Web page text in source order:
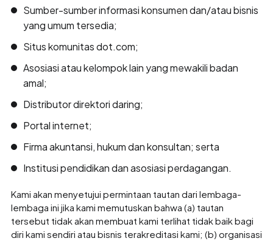
Sumber-sumber informasi konsumen dan/atau bisnis
yang umum tersedia;
Situs komunitas dot.com;
Asosiasi atau kelompok lain yang mewakili badan
amal;
Distributor direktori daring;
Portal internet;
Firma akuntansi, hukum dan konsultan; serta
Institusi pendidikan dan asosiasi perdagangan.
Kami akan menyetujui permintaan tautan dari lembaga-
lembaga ini jika kami memutuskan bahwa (a) tautan
tersebut tidak akan membuat kami terlihat tidak baik bagi
diri kami sendiri atau bisnis terakreditasi kami; (b) organisasi